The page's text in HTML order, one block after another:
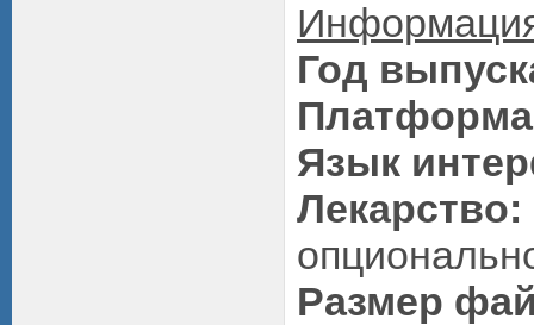
Год
Язык
Лекарство:
Размер